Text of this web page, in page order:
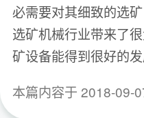
必需要对其细致的选
选矿机械行业带来了
矿设备能得到很好的发
本篇内容于 2018-09-